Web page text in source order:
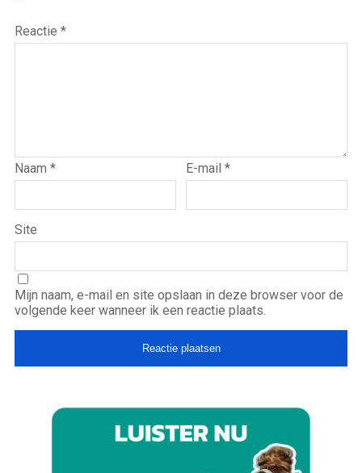
Reactie *
Naam * E-mail*
Site
Mijn naam, e-mail en site opslaan in deze browser voor de
volgende keer wanneer ik een reactie plaats.